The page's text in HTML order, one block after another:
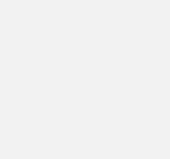
den Rücktritt des vor
Geißinger von allen